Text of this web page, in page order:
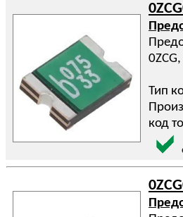
Тип
код